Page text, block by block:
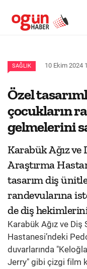
SAĞLIK 10 Ekim 2024
Özel
çocukların
gelmelerini
Karabük Ağız ve
Araştırma
tasarım diş
randevularına
de diş
Karabük Ağız ve Diş
Hastanesi’ndeki
duvarlarında
Jerry" gibi çizgi film